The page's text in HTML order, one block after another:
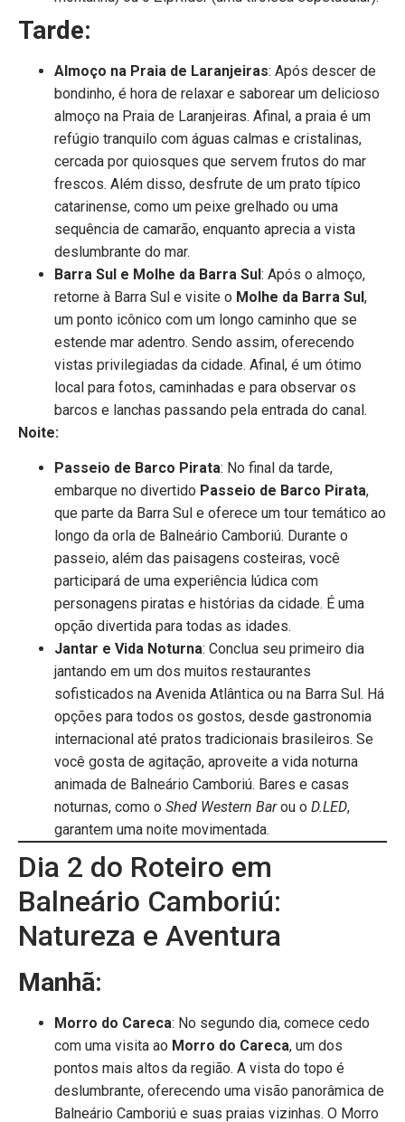
Tarde:
Almoço na Praia de Laranjeiras: Após descer de
bondinho, é hora de relaxar e saborear um delicioso
almoço na Praia de Laranjeiras. Afinal, a praia é um
refúgio tranquilo com águas calmas e cristalinas,
cercada por quiosques que servem frutos do mar
frescos. Além disso, desfrute de um prato típico
catarinense, como um peixe grelhado ou uma
sequência de camarão, enquanto aprecia a vista
deslumbrante do mar.
Barra Sul e Molhe da Barra Sul: Após o almoço,
retorne à Barra Sul e visite o Molhe da Barra Sul,
um ponto icônico com um longo caminho que se
estende mar adentro. Sendo assim, oferecendo
vistas privilegiadas da cidade. Afinal, é um ótimo
local para fotos, caminhadas e para observar os
barcos e lanchas passando pela entrada do canal.
Noite:
Passeio de Barco Pirata: No final da tarde,
embarque no divertido Passeio de Barco Pirata,
que parte da Barra Sul e oferece um tour temático ao
longo da orla de Balneário Camboriú. Durante o
passeio, além das paisagens costeiras, você
participará de uma experiência lúdica com
personagens piratas e histórias da cidade. É uma
opção divertida para todas as idades.
Jantar e Vida Noturna: Conclua seu primeiro dia
jantando em um dos muitos restaurantes
sofisticados na Avenida Atlântica ou na Barra Sul. Há
opções para todos os gostos, desde gastronomia
internacional até pratos tradicionais brasileiros. Se
você gosta de agitação, aproveite a vida noturna
animada de Balneário Camboriú. Bares e casas
noturnas, como o Shed Western Barou o D.LED,
garantem uma noite movimentada.
Dia 2 do Roteiro em
Balneário Camboriú:
Natureza e Aventura
Manhã:
Morro do Careca: No segundo dia, comece cedo
com uma visita ao Morro do Careca, um dos
pontos mais altos da região. A vista do topo é
deslumbrante, oferecendo uma visão panorâmica de
Balneário Camboriú e suas praias vizinhas. O Morro